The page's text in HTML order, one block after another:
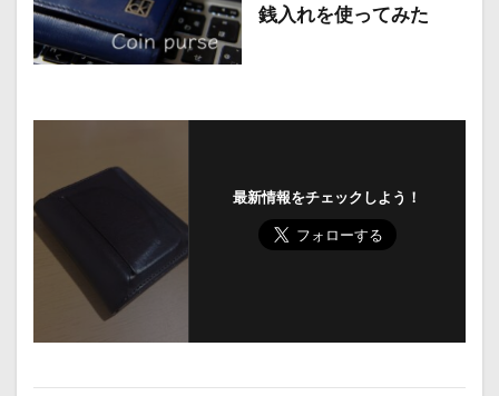
銭入れを使ってみた
最新情報をチェックしよう！